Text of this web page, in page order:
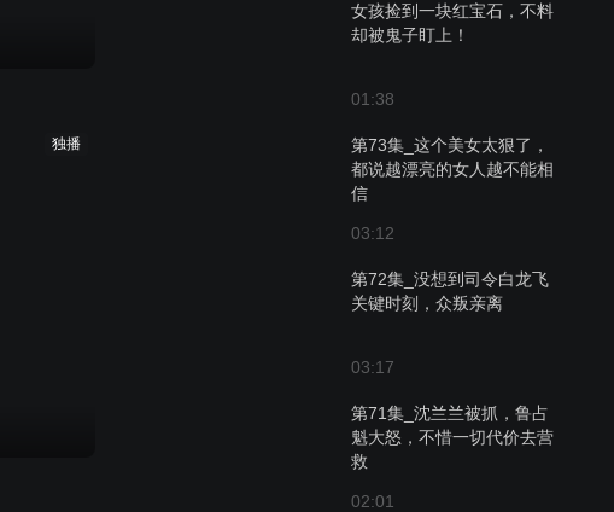
女孩捡到一块红宝石，不料
却被鬼子盯上！
01:38
第73集_这个美女太狠了，
都说越漂亮的女人越不能相
信
03:12
第72集_没想到司令白龙飞
关键时刻，众叛亲离
03:17
第71集_沈兰兰被抓，鲁占
魁大怒，不惜一切代价去营
救
02:01
独播